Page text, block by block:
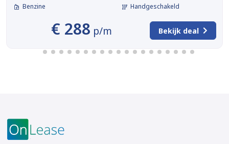
Benzine
Handgeschakeld
€ 288 p/m Bekijk deal